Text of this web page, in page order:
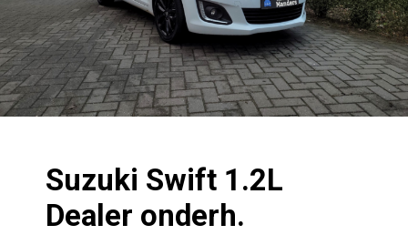
Suzuki Swift 1.2L
Dealer onderh.